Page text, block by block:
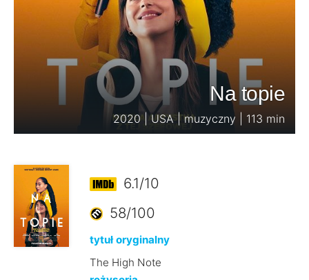
Na topie
2020 | USA | muzyczny | 113 min
6.1/10
58/100
tytuł oryginalny
The High Note